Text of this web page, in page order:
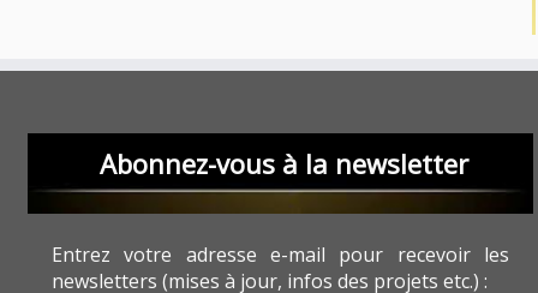
Abonnez-vous à la newsletter
Entrez votre adresse e-mail pour recevoir les
newsletters (mises à jour, infos des projets etc.) :